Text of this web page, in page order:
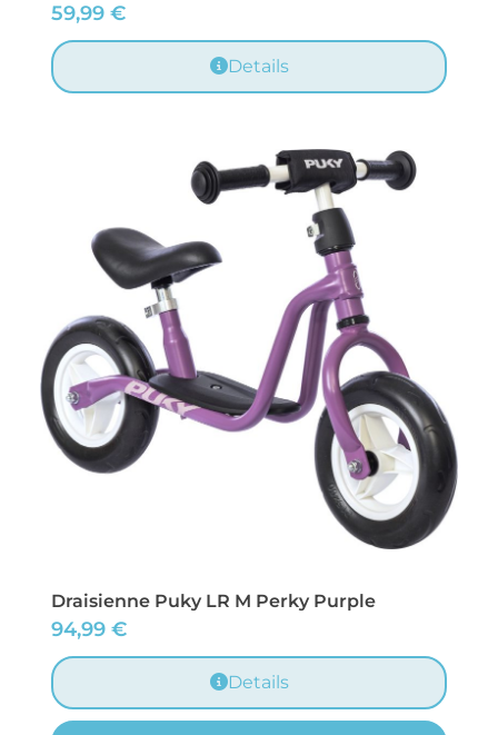
59,99 €
Details
Draisienne Puky LR M Perky Purple
94,99 €
Details